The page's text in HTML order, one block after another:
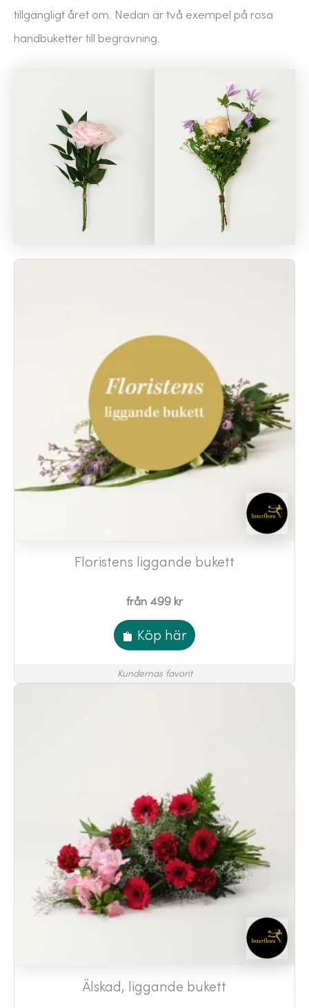
tillgängligt året om. Nedan är två exempel på rosa
handbuketter till begravning.
Floristens liggande bukett
från 499 kr
Köp här
Kundernas favorit
Älskad, liggande bukett